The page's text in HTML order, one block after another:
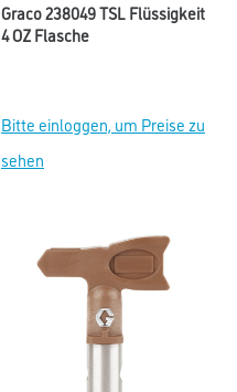
Graco 238049 TSL Flüssigkeit
4 OZ Flasche
Bitte einloggen, um Preise zu
sehen